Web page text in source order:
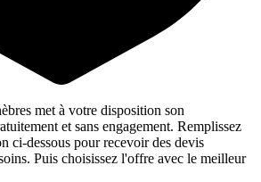
met à votre disposition son
et sans engagement. Remplissez
ci-dessous pour recevoir des devis
Puis choisissez l'offre avec le meilleur